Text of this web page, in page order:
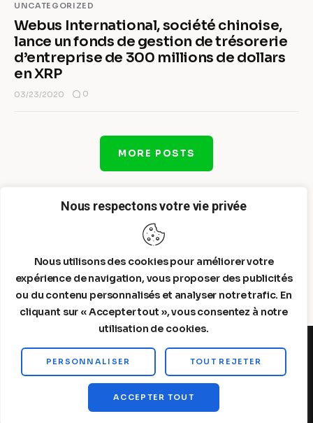
Nous respectons votre vie privée
Nous utilisons des cookies pour améliorer votre
expérience de navigation, vous proposer des publicités
ou du contenu personnalisés et analyser notre trafic. En
cliquant sur « Accepter tout », vous consentez à notre
utilisation de cookies.
PERSONNALISER TOUT REJETER
ACCEPTER TOUT
UNCATEGORIZED
Webus International, société chinoise,
lance un fonds de gestion de trésorerie
d’entreprise de 300 millions de dollars
en XRP
03/23/2020 0
MORE POSTS
Steelldy© 2026. All Rights Reserved.